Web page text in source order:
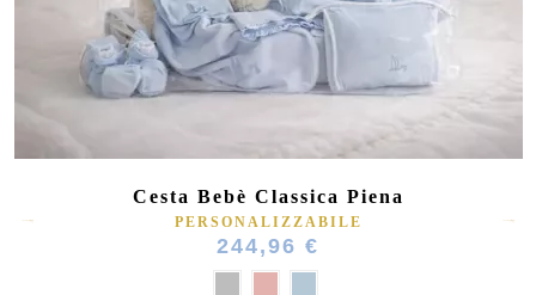
Cesta Bebè Classica Piena
PERSONALIZZABILE
244,96 €